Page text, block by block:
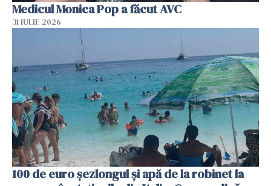
Medicul Monica Pop a făcut AVC
31 IULIE 2026
100 de euro șezlongul și apă de la robinet la